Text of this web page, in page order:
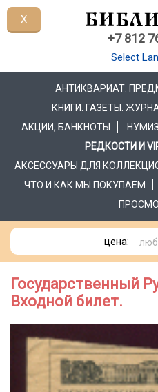
+7 812
Select
АНТИКВАРИАТ.
КНИГИ. ГАЗЕТЫ.
АКЦИИ, БАНКНОТЫ
РЕДКОСТИ И
АКСЕССУАРЫ ДЛЯ
ЧТО И КАК МЫ ПОКУПАЕМ
цена:
Государственный
Входной билет.
X